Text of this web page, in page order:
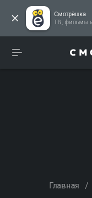
Смотрёшка
Главная /